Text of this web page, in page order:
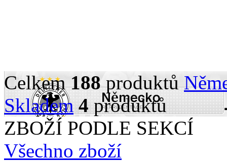
Celkem188produktů
Skladem 4produktů
ZBOŽÍ PODLE SEKCÍ
Všechno zboží